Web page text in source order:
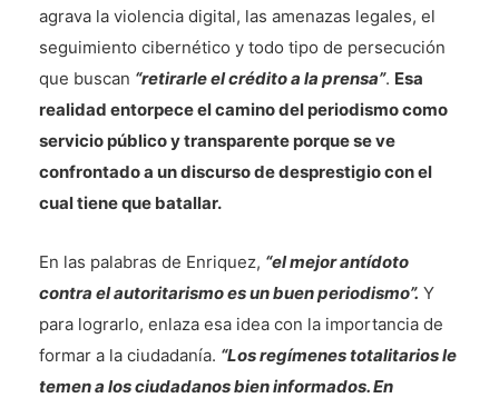
agrava la violencia digital, las amenazas legales, el
seguimiento cibernético y todo tipo de persecución
que buscan “retirarle el crédito a la prensa”. Esa
realidad entorpece el camino del periodismo como
servicio público y transparente porque se ve
confrontado a un discurso de desprestigio con el
cual tiene que batallar.
En las palabras de Enriquez, “el mejor antídoto
contra el autoritarismo es un buen periodismo”. Y
para lograrlo, enlaza esa idea con la importancia de
formar a la ciudadanía. “Los regímenes totalitarios le
temen a los ciudadanos bien informados. En